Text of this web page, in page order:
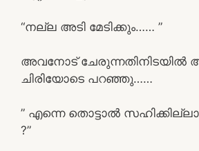
“നല്ല അടി മേടിക്കും…… ”
അവനോട് ചേരുന്നതിനിടയിൽ
ചിരിയോടെ പറഞ്ഞു……
” എന്നെ തൊട്ടാൽ
?”